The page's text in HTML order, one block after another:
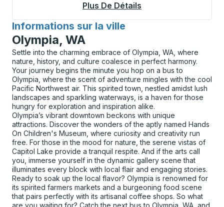
Plus De Détails
Informations sur la ville
pour
Olympia, WA
Settle into the charming embrace of Olympia, WA, where
nature, history, and culture coalesce in perfect harmony.
Your journey begins the minute you hop on a bus to
Olympia, where the scent of adventure mingles with the cool
Pacific Northwest air. This spirited town, nestled amidst lush
landscapes and sparkling waterways, is a haven for those
hungry for exploration and inspiration alike.
Olympia’s vibrant downtown beckons with unique
attractions. Discover the wonders of the aptly named Hands
On Children's Museum, where curiosity and creativity run
free. For those in the mood for nature, the serene vistas of
Capitol Lake provide a tranquil respite. And if the arts call
you, immerse yourself in the dynamic gallery scene that
illuminates every block with local flair and engaging stories.
Ready to soak up the local flavor? Olympia is renowned for
its spirited farmers markets and a burgeoning food scene
that pairs perfectly with its artisanal coffee shops. So what